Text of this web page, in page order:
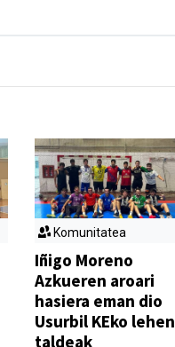
Komunitatea
Iñigo Moreno
Azkueren aroari
hasiera eman dio
Usurbil KEko lehen
taldeak